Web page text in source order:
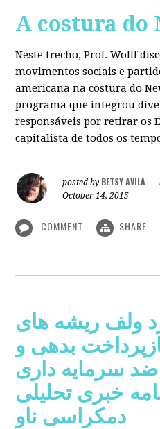
A costura do
Neste trecho, Prof. Wolff
movimentos sociais e
americana na costura do
programa que integrou
responsáveis por retirar os
capitalista de todos os
posted by BETSY AVILA
October 14, 2015
COMMENT SHARE
ولف ریشه های
بدهی و
سرمایه داری
خبری تحلیلی
دمکراسی ناو